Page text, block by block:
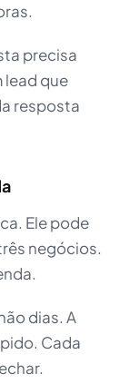
precisa
lead que
resposta
Ele pode
negócios.
dias. A
Cada